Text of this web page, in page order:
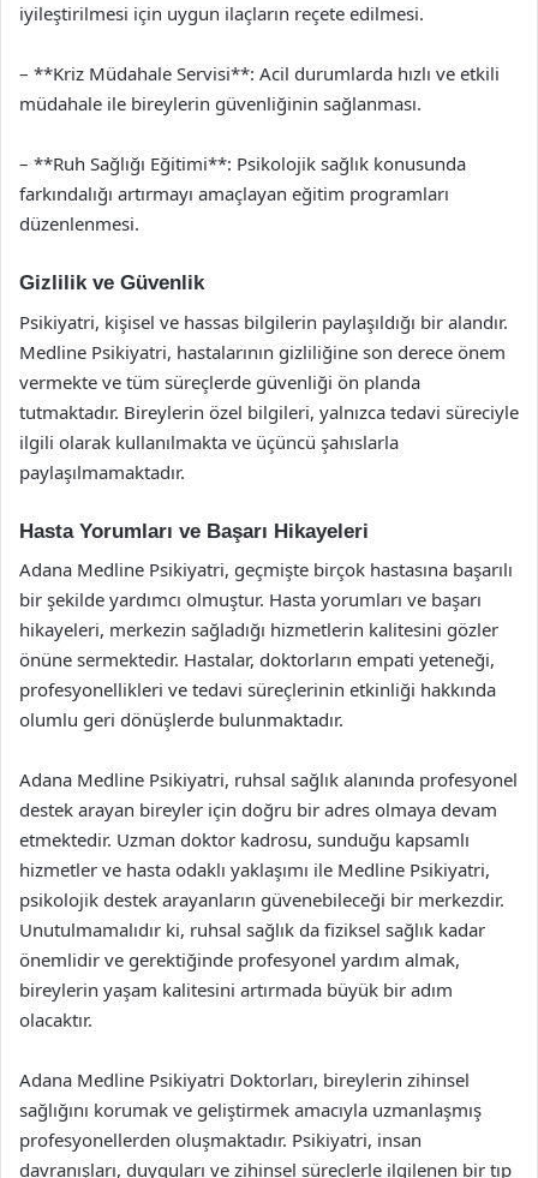
iyileştirilmesi için uygun ilaçların reçete edilmesi.
– **Kriz Müdahale Servisi**: Acil durumlarda hızlı ve etkili
müdahale ile bireylerin güvenliğinin sağlanması.
– **Ruh Sağlığı Eğitimi**: Psikolojik sağlık konusunda
farkındalığı artırmayı amaçlayan eğitim programları
düzenlenmesi.
Gizlilik ve Güvenlik
Psikiyatri, kişisel ve hassas bilgilerin paylaşıldığı bir alandır.
Medline Psikiyatri, hastalarının gizliliğine son derece önem
vermekte ve tüm süreçlerde güvenliği ön planda
tutmaktadır. Bireylerin özel bilgileri, yalnızca tedavi süreciyle
ilgili olarak kullanılmakta ve üçüncü şahıslarla
paylaşılmamaktadır.
Hasta Yorumları ve Başarı Hikayeleri
Adana Medline Psikiyatri, geçmişte birçok hastasına başarılı
bir şekilde yardımcı olmuştur. Hasta yorumları ve başarı
hikayeleri, merkezin sağladığı hizmetlerin kalitesini gözler
önüne sermektedir. Hastalar, doktorların empati yeteneği,
profesyonellikleri ve tedavi süreçlerinin etkinliği hakkında
olumlu geri dönüşlerde bulunmaktadır.
Adana Medline Psikiyatri, ruhsal sağlık alanında profesyonel
destek arayan bireyler için doğru bir adres olmaya devam
etmektedir. Uzman doktor kadrosu, sunduğu kapsamlı
hizmetler ve hasta odaklı yaklaşımı ile Medline Psikiyatri,
psikolojik destek arayanların güvenebileceği bir merkezdir.
Unutulmamalıdır ki, ruhsal sağlık da fiziksel sağlık kadar
önemlidir ve gerektiğinde profesyonel yardım almak,
bireylerin yaşam kalitesini artırmada büyük bir adım
olacaktır.
Adana Medline Psikiyatri Doktorları, bireylerin zihinsel
sağlığını korumak ve geliştirmek amacıyla uzmanlaşmış
profesyonellerden oluşmaktadır. Psikiyatri, insan
davranışları, duyguları ve zihinsel süreçlerle ilgilenen bir tıp